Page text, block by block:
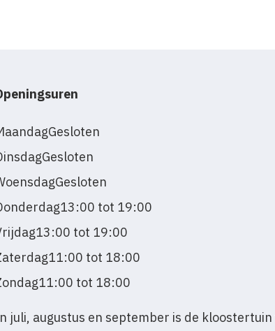
Gesloten
Gesloten
Gesloten
13:00 tot 19:00
13:00 tot 19:00
11:00 tot 18:00
11:00 tot 18:00
juli, augustus en september is de